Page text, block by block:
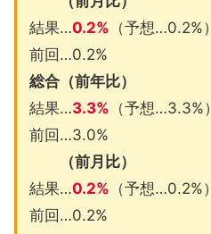
結果…0.2% （予想…0.2%）
前回…0.2%
総合（前年比）
結果…3.3% （予想…3.3%）
前回…3.0%
（前月比）
結果…0.2% （予想…0.2%）
前回…0.2%